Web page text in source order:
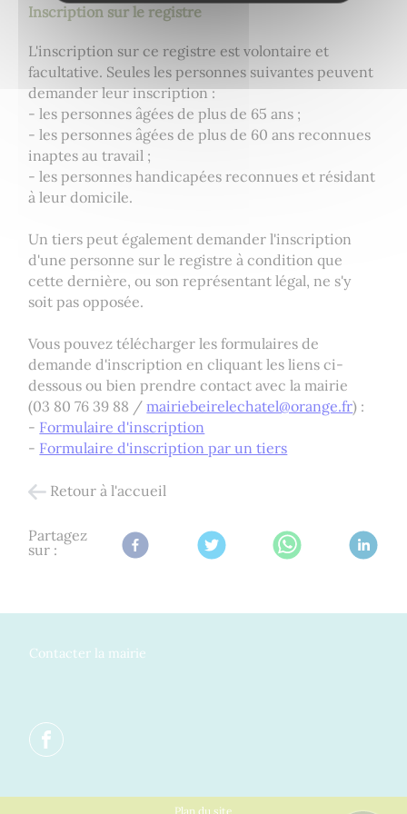
Inscription sur le registre
L'inscription sur ce registre est volontaire et
facultative. Seules les personnes suivantes peuvent
demander leur inscription :
- les personnes âgées de plus de 65 ans ;
- les personnes âgées de plus de 60 ans reconnues
inaptes au travail ;
- les personnes handicapées reconnues et résidant
à leur domicile.
Un tiers peut également demander l'inscription
d'une personne sur le registre à condition que
cette dernière, ou son représentant légal, ne s'y
soit pas opposée.
Vous pouvez télécharger les formulaires de
demande d'inscription en cliquant les liens ci-
dessous ou bien prendre contact avec la mairie
(03 80 76 39 88 /mairiebeirelechatel@orange.fr) :
- Formulaire d'inscription
- Formulaire d'inscription par un tiers
Retour à l'accueil
Partagez
sur :
Contacter la mairie
Plan du site